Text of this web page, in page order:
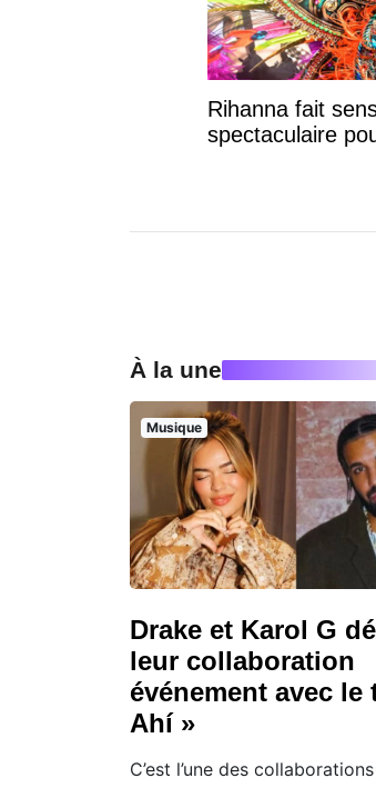
Rihanna fait
spectaculaire
À la une
Musique
Drake et Karol G
leur collaboration
événement avec le
Ahí »
C’est l’une des